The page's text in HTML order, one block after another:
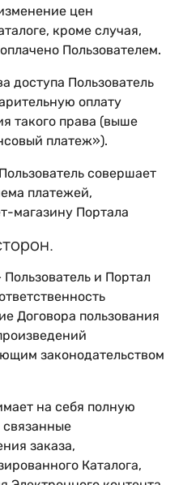
цен
кроме случая,
Пользователем.
Пользователь
оплату
такого права (выше
платеж»).
совершает
платежей,
магазину Портала
и Портал
Договора пользования
законодательством
на себя полную
связанные
заказа,
Каталога,